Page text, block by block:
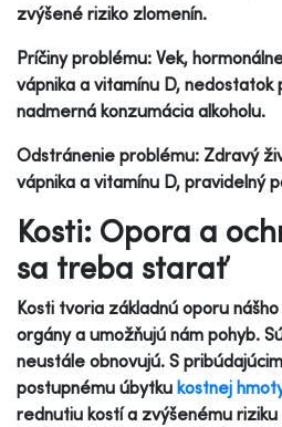
zvýšené riziko zlomenín.
Príčiny problému: Vek,
vápnika a vitamínu D, nedostatok
nadmerná konzumácia alkoholu.
Odstránenie problému: Zdravý
vápnika a vitamínu D, pravidelný
Kosti: Opora a
sa treba starať
Kosti tvoria základnú oporu
orgány a umožňujú nám pohyb.
neustále obnovujú. S
postupnému úbytku kostnej
rednutiu kostí a zvýšenému